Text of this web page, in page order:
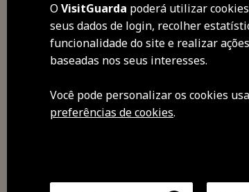
OVisitGuarda poderá utilizar
seus dados de login, recolher
funcionalidade do site e realizar
baseadas nos seus interesses.
Você pode personalizar os cookies
preferências de cookies.